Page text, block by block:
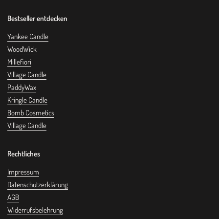
Oil, Citrus Limonum, CI 77891 (Titanium Dioxide), CI 19140
(Yellow 5), CI 17200 (Red 33), CI 42090 (Blue 1).
Bestseller entdecken
Yankee Candle
WoodWick
Millefiori
Village Candle
PaddyWax
Kringle Candle
Bomb Cosmetics
Village Candle
Rechtliches
Impressum
Datenschutzerklärung
AGB
Widerrufsbelehrung